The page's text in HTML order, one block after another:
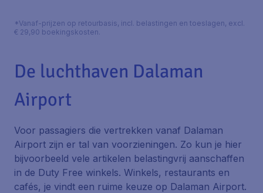
*Vanaf-prijzen op retourbasis, incl. belastingen en toeslagen, excl.
€ 29,90 boekingskosten.
De luchthaven Dalaman
Airport
Voor passagiers die vertrekken vanaf Dalaman
Airport zijn er tal van voorzieningen. Zo kun je hier
bijvoorbeeld vele artikelen belastingvrij aanschaffen
in de Duty Free winkels. Winkels, restaurants en
cafés, je vindt een ruime keuze op Dalaman Airport.